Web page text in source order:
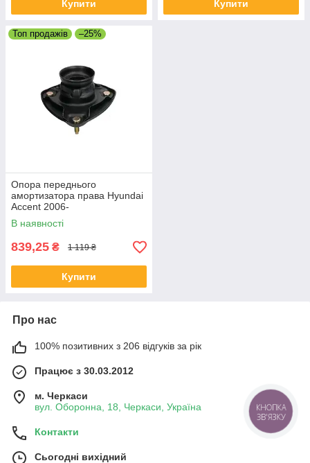
Купити Купити
Топ продажів –25%
Опора переднього
амортизатора права Hyundai
Accent 2006-
В наявності
839,25 ₴ 1 119 ₴
Купити
Про нас
100% позитивних з 206 відгуків за рік
Працює з 30.03.2012
м. Черкаси
вул. Оборонна, 18, Черкаси, Україна
Контакти
Сьогодні вихідний
КНОПКА
ЗВ'ЯЗКУ